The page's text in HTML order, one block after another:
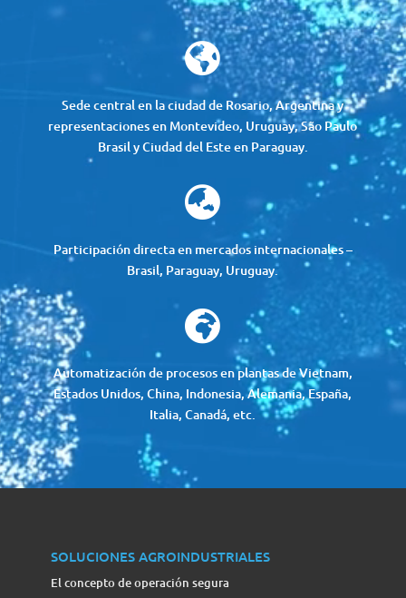

Sede central en la ciudad de Rosario, Argentina y
representaciones en Montevideo, Uruguay, São Paulo
Brasil y Ciudad del Este en Paraguay.

Participación directa en mercados internacionales –
Brasil, Paraguay, Uruguay.

Automatización de procesos en plantas de Vietnam,
Estados Unidos, China, Indonesia, Alemania, España,
Italia, Canadá, etc.
SOLUCIONES AGROINDUSTRIALES
El concepto de operación segura